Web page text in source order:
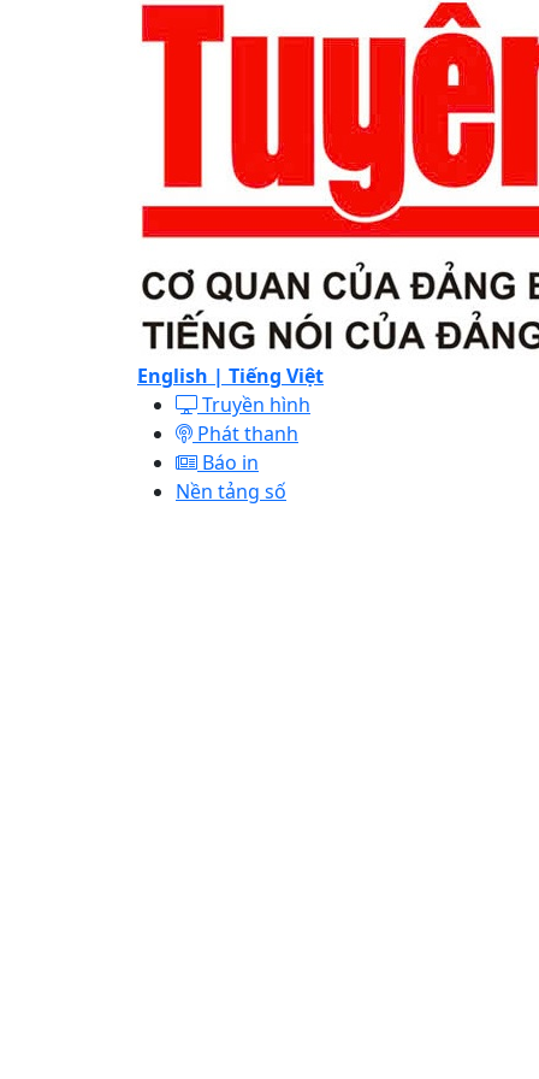
English | Tiếng Việt
Truyền hình
Phát thanh
Báo in
Nền tảng số